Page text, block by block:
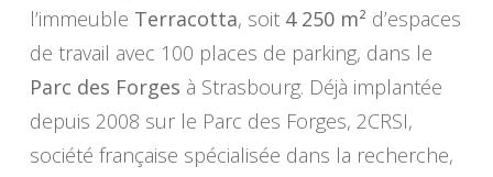
l’immeuble Terracotta, soit 4 250 m² d’espaces
de travail avec 100 places de parking, dans le
Parc des Forges à Strasbourg. Déjà implantée
depuis 2008 sur le Parc des Forges, 2CRSI,
société française spécialisée dans la recherche,